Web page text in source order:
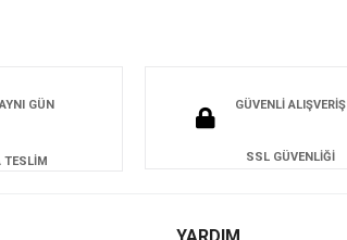
GÜN
TESLİM
GÜVENLİ ALIŞVERİŞ
SSL GÜVENLİĞİ